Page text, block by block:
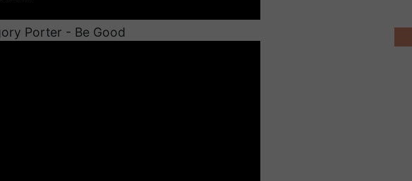
Porter - Be Good